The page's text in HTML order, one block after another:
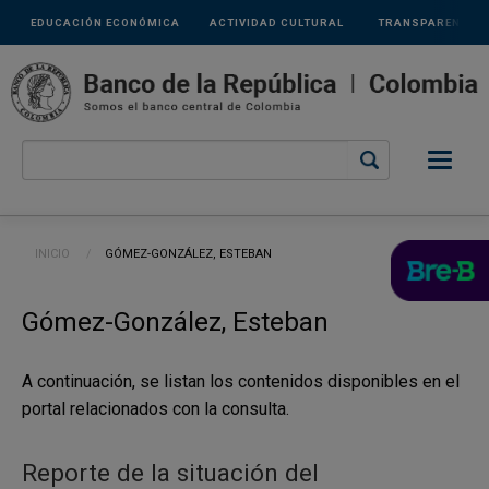
Pasar al contenido principal
Links
secundarios
ACTIVIDAD CULTURAL
EDUCACIÓN ECONÓMICA TRANSPARENCIA
Ruta de navegación
INICIO CURRENT:
GÓMEZ-GONZÁLEZ, ESTEBAN
Gómez-González, Esteban
A continuación, se listan los contenidos disponibles en el
portal relacionados con la consulta.
Reporte de la situación del